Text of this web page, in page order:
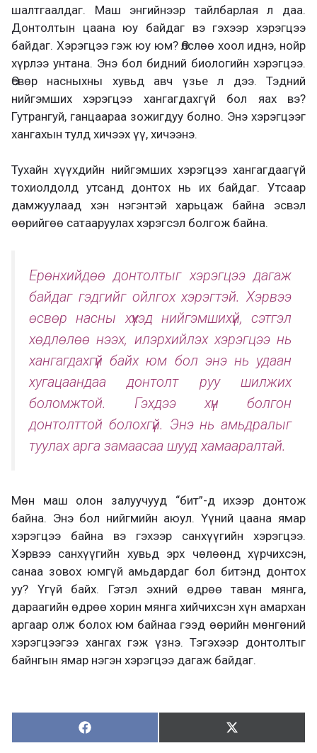
шалтгаалдаг. Маш энгийнээр тайлбарлая л даа.
Донтолтын цаана юу байдаг вэ гэхээр хэрэгцээ
байдаг. Хэрэгцээ гэж юу юм? Өлслөө хоол иднэ, нойр
хүрлээ унтана. Энэ бол бидний биологийн хэрэгцээ.
Өсвөр насныхны хувьд авч үзье л дээ. Тэдний
нийгэмших хэрэгцээ хангагдахгүй бол яах вэ?
Гутрангуй, ганцаараа зожигдуу болно. Энэ хэрэгцээг
хангахын тулд хичээх үү, хичээнэ.
Тухайн хүүхдийн нийгэмших хэрэгцээ хангагдаагүй
тохиолдолд утсанд донтох нь их байдаг. Утсаар
дамжуулаад хэн нэгэнтэй харьцаж байна эсвэл
өөрийгөө сатааруулах хэрэгсэл болгож байна.
Ерөнхийдөө донтолтыг хэрэгцээ дагаж
байдаг гэдгийг ойлгох хэрэгтэй. Хэрвээ
өсвөр насны хүүхэд нийгэмшихүй, сэтгэл
хөдлөлөө нээх, илэрхийлэх хэрэгцээ нь
хангагдахгүй байх юм бол энэ нь удаан
хугацаандаа донтолт руу шилжих
боломжтой. Гэхдээ хүн болгон
донтолттой болохгүй. Энэ нь амьдралыг
туулах арга замаасаа шууд хамааралтай.
Мөн маш олон залуучууд “бит”-д ихээр донтож
байна. Энэ бол нийгмийн аюул. Үүний цаана ямар
хэрэгцээ байна вэ гэхээр санхүүгийн хэрэгцээ.
Хэрвээ санхүүгийн хувьд эрх чөлөөнд хүрчихсэн,
санаа зовох юмгүй амьдардаг бол битэнд донтох
уу? Үгүй байх. Гэтэл эхний өдрөө таван мянга,
дараагийн өдрөө хорин мянга хийчихсэн хүн амархан
аргаар олж болох юм байнаа гээд өөрийн мөнгөний
хэрэгцээгээ хангах гэж үзнэ. Тэгэхээр донтолтыг
байнгын ямар нэгэн хэрэгцээ дагаж байдаг.
Хуваалцах:
Х
у
Түгээх:
Т
ү